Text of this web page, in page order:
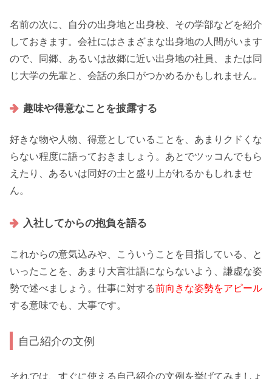
名前の次に、自分の出身地と出身校 、その学部などを紹介
しておきます。会社にはさまざまな出身地の人間がいます
ので、
同郷 、あるいは故郷に近い出身地の社員、または同
じ大学の先輩と、 会話の糸口がつかめるかもしれません。
趣味や得意なことを披露する
好きな物や人物 得意としているこ とを、あまりクドくな
らない程度に語っておきましょう。あとでツッコんでもら
えたり、あるいは同好の士と盛り上がれるかもしれませ
ん。
入社してからの抱負を語る
これからの意気込みや、こういうことを 目指している
、と
いったことを、あまり大言壮語にならないよう、 謙虚な姿
勢で述べましょう。仕事に対する前向きな姿勢をアピール
する意味でも、大事です。
自己紹介の文例
それでは、すぐに使える 自己紹介の文例 を挙げてみましょ